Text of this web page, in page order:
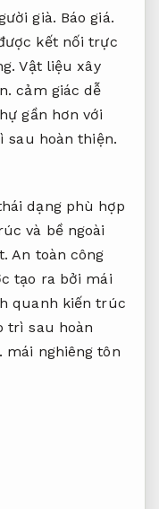
già. Báo giá.
kết nối trực
Vật liệu xây
cảm giác dễ
gần hơn với
sau hoàn thiện.
dạng phù hợp
và bề ngoài
An toàn công
tạo ra bởi mái
quanh kiến trúc
trì sau hoàn
mái nghiêng tôn